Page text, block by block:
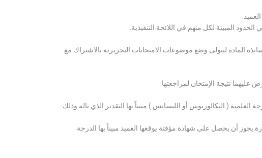
المبينة لكل منهم في اللائحة التنفيذية.
المادة ليتولى وضع موضوعات الامتحانات التحريرية بالاشتراك مع
نتيجة الإمتحان لمراجعتها.
( البكالوريوس أو الليسانس ) مبيناً بها التقدير الذي ناله وذلك
أن يحصل على شهادة مؤقتة يوقعها العميد مبيناً بها الدرجة